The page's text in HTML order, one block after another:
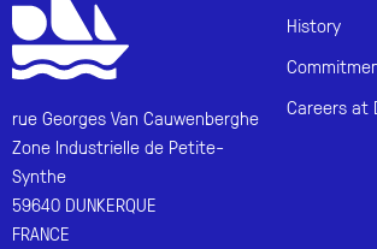
rue Georges Van Cauwenberghe
Zone Industrielle de Petite-
Synthe
59640 DUNKERQUE
FRANCE
History
Careers at